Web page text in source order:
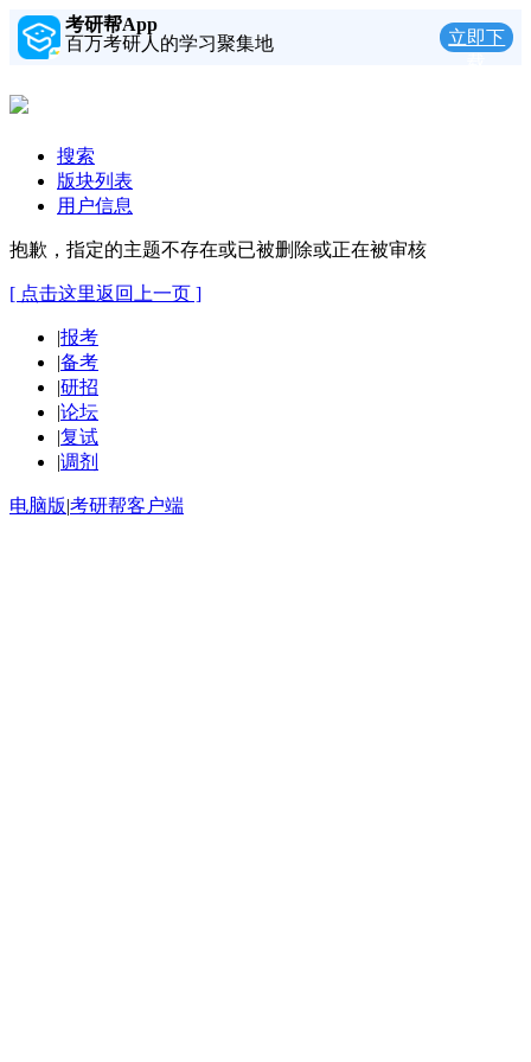
考研帮App
百万考研人的学习聚集地
立即下
搜索
版块列表
用户信息
抱歉，指定的主题不存在或已被删除或正在被审核
[ 点击这里返回上一页 ]
|报考
|备考
|研招
|论坛
|复试
|调剂
电脑版|考研帮客户端